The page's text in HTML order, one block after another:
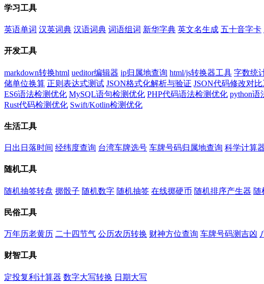
学习工具
英语单词 汉英词典 汉语词典 词语组词 新华字典 英文名生成 五十音字卡
开发工具
markdown转换html ueditor编辑器 ip归属地查询 html/js转换器工具 字数统
储单位换算 正则表达式测试 JSON格式化解析与验证 JSON代码修改对
ES6语法检测优化 MySQL语句检测优化 PHP代码语法检测优化 python语
Rust代码检测优化 Swift/Kotlin检测优化
生活工具
日出日落时间 经纬度查询 台湾车牌选号 车牌号码归属地查询 科学计算
随机工具
随机抽签转盘 掷骰子 随机数字 随机抽签 在线掷硬币 随机排序产生器 随
民俗工具
万年历老黄历 二十四节气 公历农历转换 财神方位查询 车牌号码测吉凶
财智工具
定投复利计算器 数字大写转换 日期大写